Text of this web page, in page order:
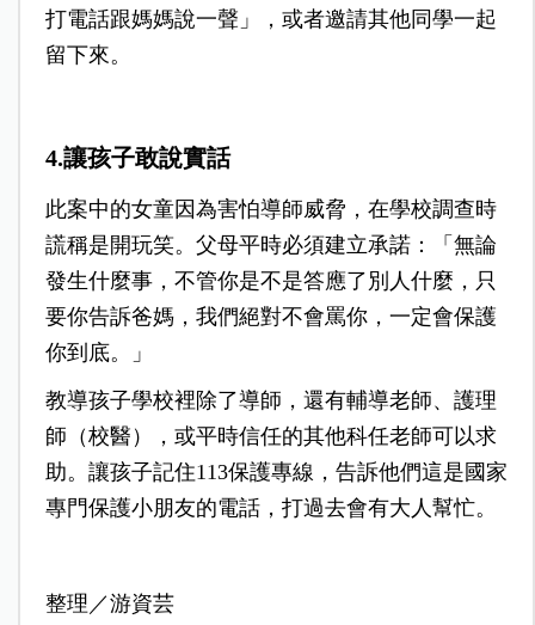
打電話跟媽媽說一聲」，或者邀請其他同學一起
留下來。
4.讓孩子敢說實話
此案中的女童因為害怕導師威脅，在學校調查時
謊稱是開玩笑。父母平時必須建立承諾：「無論
發生什麼事，不管你是不是答應了別人什麼，只
要你告訴爸媽，我們絕對不會罵你，一定會保護
你到底。」
教導孩子學校裡除了導師，還有輔導老師、護理
師（校醫），或平時信任的其他科任老師可以求
助。讓孩子記住113保護專線，告訴他們這是國家
專門保護小朋友的電話，打過去會有大人幫忙。
整理／游資芸